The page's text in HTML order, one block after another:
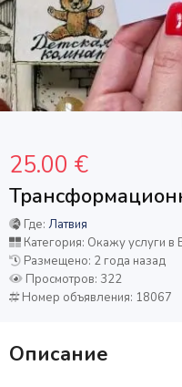
25.00 €
Где: Латвия
Категория: Окажу услуги
Размещено: 2 года назад
Просмотров: 322
Номер объявления: 18067
Описание